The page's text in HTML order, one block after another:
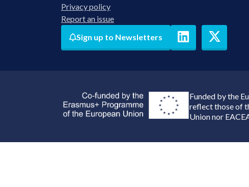
Privacy policy
Report an issue
Sign up to Newsletters
Funded by the
reflect those of
Union nor